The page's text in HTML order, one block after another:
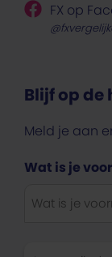
Blijf op de
Meld je aan
Wat is je
FX op